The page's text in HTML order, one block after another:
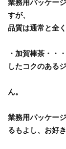
業務用パッケー
すが、
品質は通常と全
・加賀棒茶・・
したコクのある
濃厚ですが
ん。
業務用パッケー
るもよし、お好